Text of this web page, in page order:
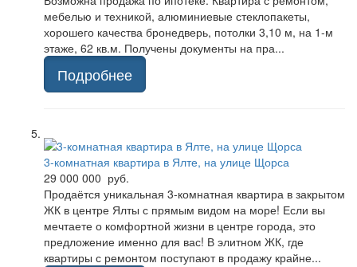
мебелью и техникой, алюминиевые стеклопакеты,
хорошего качества бронедверь, потолки 3,10 м, на 1-м
этаже, 62 кв.м. Получены документы на пра...
Подробнее
3-комнатная квартира в Ялте, на улице Щорса
29 000 000 руб.
Продаётся уникальная 3-комнатная квартира в закрытом
ЖК в центре Ялты с прямым видом на море! Если вы
мечтаете о комфортной жизни в центре города, это
предложение именно для вас! В элитном ЖК, где
квартиры с ремонтом поступают в продажу крайне...